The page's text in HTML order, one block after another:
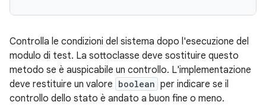
Controlla le condizioni del sistema dopo l'esecuzione del
modulo di test. La sottoclasse deve sostituire questo
metodo se è auspicabile un controllo. L'implementazione
deve restituire un valore boolean per indicare se il
controllo dello stato è andato a buon fine o meno.